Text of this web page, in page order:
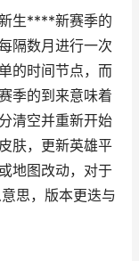
生****新赛季的
隔数月进行一次
的时间节点，而
季的到来意味着
清空并重新开始
肤，更新英雄平
地图改动，对于
思，版本更迭与